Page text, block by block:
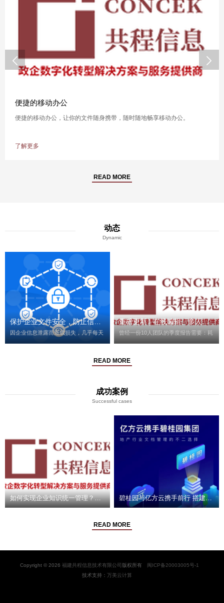
便捷的移动办公
便捷的移动办公，让你的文件随身携带，随时随地畅享移动办公。
了解更多


READ MORE
动态
Dynamic
保护企业文件安全，防止信息泄露，你需要做好这3点！
因企业信息泄露而造成损失，几乎每天
享内部文件给同事时，不小心将链接发
到私人微信群里；员工账号密码被盗
生在我们身边的企业里。保护企业信息
安全是每一个员工的责任，但除了 ...
重磅更新 | 在线编辑、多人协同……你们要的高效办公来啦！
曾经一份10人团队的季度报告需要：耗
传递。现在同样的一份报告，只需要：
0次重复沟通，0次文件传递，1个大版
面加强个人在线编辑功能，提升多人协
作办公效率。下面让我们一起了解下这
READ MORE
成功案例
Successful cases
如何实现企业知识统一管理？西奥电梯是这样做的 碧桂园与亿方云携手前行 搭建高效协同办公平台
READ MORE
Copyright © 2026 福建共程信息技术有限公司 版权所有
闽ICP备20003005号-1
技术支持： 万美云计算